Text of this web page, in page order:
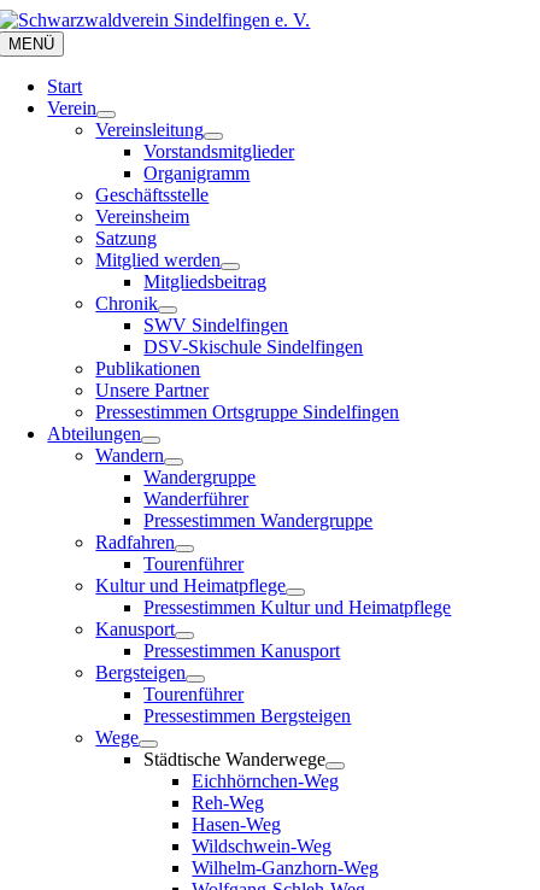
Zum
Inhalt
springen
MENÜ
Start
Verein
Vereinsleitung
Vorstandsmitglieder
Organigramm
Geschäftsstelle
Vereinsheim
Satzung
Mitglied werden
Mitgliedsbeitrag
Chronik
SWV Sindelfingen
DSV-Skischule Sindelfingen
Publikationen
Unsere Partner
Pressestimmen Ortsgruppe Sindelfingen
Abteilungen
Wandern
Wandergruppe
Wanderführer
Pressestimmen Wandergruppe
Radfahren
Tourenführer
Kultur und Heimatpflege
Pressestimmen Kultur und Heimatpflege
Kanusport
Pressestimmen Kanusport
Bergsteigen
Tourenführer
Pressestimmen Bergsteigen
Wege
Städtische Wanderwege
Eichhörnchen-Weg
Reh-Weg
Hasen-Weg
Wildschwein-Weg
Wilhelm-Ganzhorn-Weg